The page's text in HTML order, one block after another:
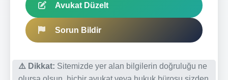
Avukat Düzelt
Sorun Bildir
⚠️ Dikkat: Sitemizde yer alan bilgilerin doğruluğu ne